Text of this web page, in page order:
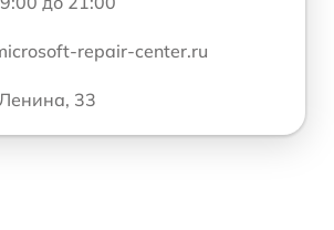
repair-center.ru
33